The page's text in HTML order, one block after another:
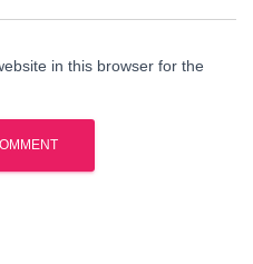
in this browser for the